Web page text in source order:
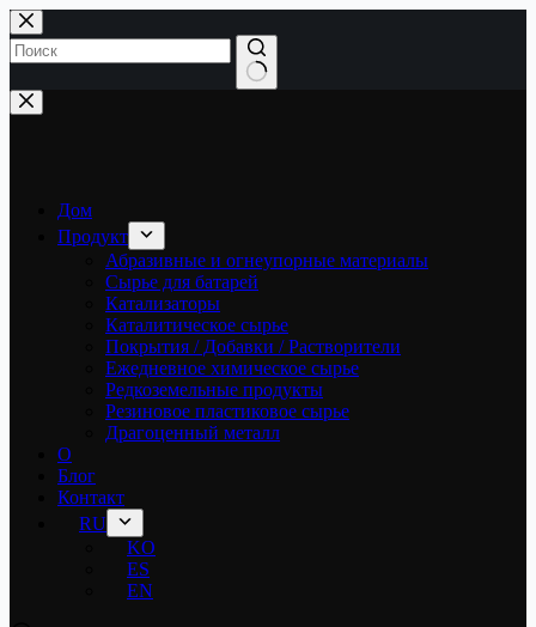
Перейти
к
сути
Ничего
не
Дом
Продукт
Абразивные и огнеупорные материалы
Сырье для батарей
Катализаторы
Каталитическое сырье
Покрытия / Добавки / Растворители
Ежедневное химическое сырье
Редкоземельные продукты
Резиновое пластиковое сырье
Драгоценный металл
О
Блог
Контакт
RU
KO
ES
EN